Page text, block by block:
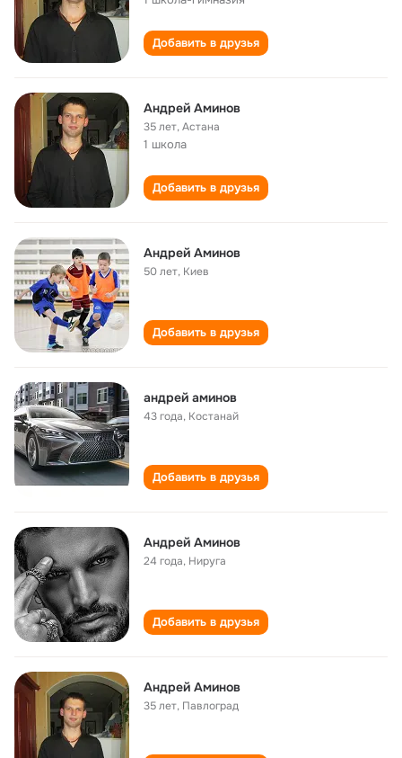
Добавить в друзья
Андрей Аминов
35 лет,Астана
1 школа
Добавить в друзья
Андрей Аминов
50 лет, Киев
Добавить в друзья
андрей аминов
43 года, Костанай
Добавить в друзья
Андрей Аминов
24 года, Нируга
Добавить в друзья
Андрей Аминов
35 лет, Павлоград